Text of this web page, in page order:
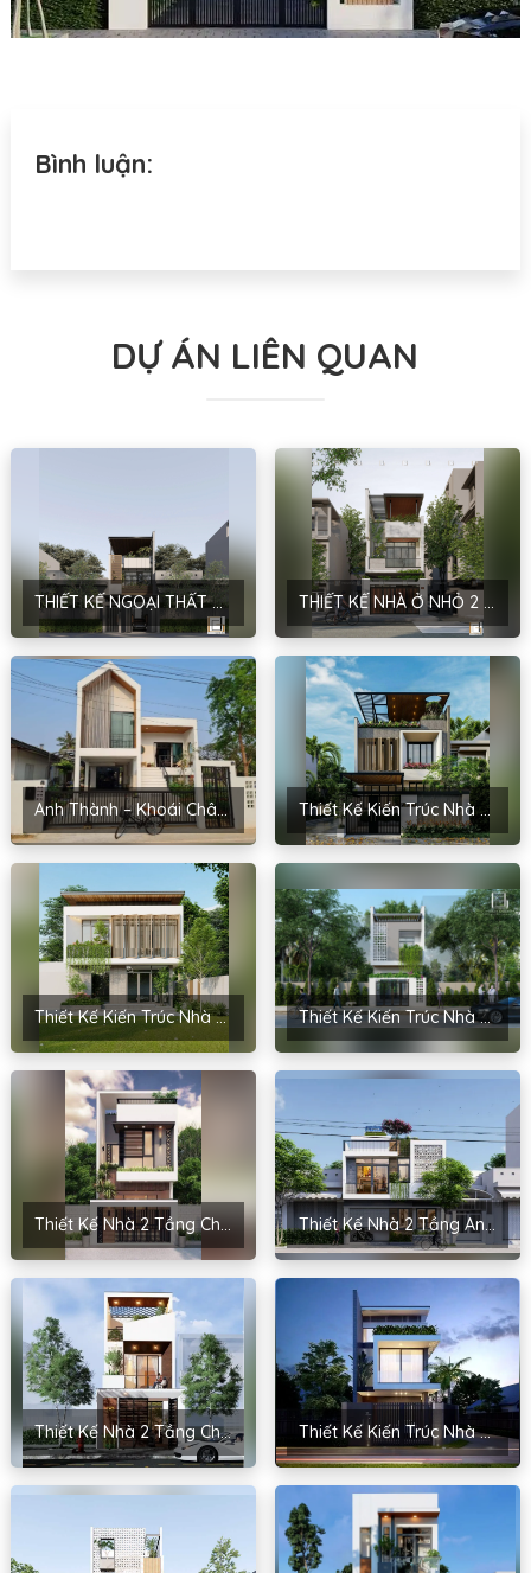
Bình luận:
DỰ ÁN LIÊN QUAN
THIẾT KẾ NGOẠI THẤT NHÀ Ở LIỀN KỀ – PHONG CÁCH HIỆN ĐẠI – HÀ NỘI – ANH SƠN THIẾT KẾ NHÀ Ở NHỎ 2 TẦNG 1 TUM PHONG CÁCH HIỆN ĐẠI TẠI NINH BÌNH – ANH ĐỘ
Anh Thành – Khoái Châu, Hưng Yên Thiết Kế Kiến Trúc Nhà Phố 2 Tầng Anh Thư – Tam Điệp, Ninh Bình
Thiết Kế Kiến Trúc Nhà Phố 2 Tầng Anh Sơn – Chương Mỹ Thiết Kế Kiến Trúc Nhà Phố Anh Thắng – Bắc Ninh
Thiết Kế Nhà 2 Tầng Chị Dung – Lào Cai Thiết Kế Nhà 2 Tầng Anh Hoài – Nam Định
Thiết Kế Nhà 2 Tầng Chị Hoa – Yên Phong, Bắc Ninh Thiết Kế Kiến Trúc Nhà Phố 2 Tầng Cho Anh Tuân – Bắc Giang